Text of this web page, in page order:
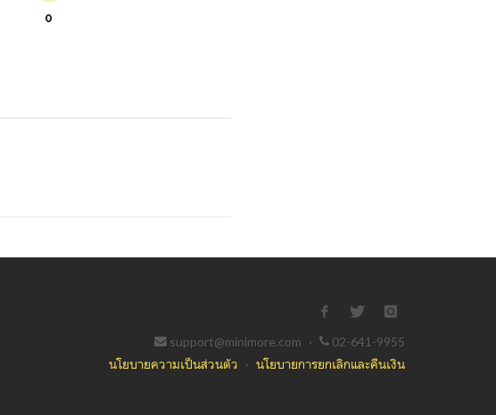
0
support@minimore.com ·
02-641-9955
นโยบายความเป็นส่วนตัว · นโยบายการยกเลิกและคืนเงิน